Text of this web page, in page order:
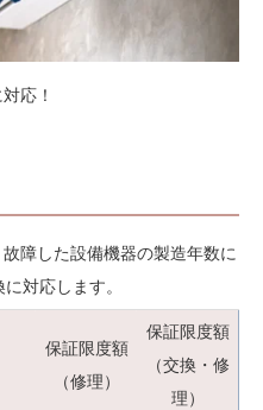
応！
障した設備機器の製造年数に
対応します。
保証限度額
（修理）
保証限度額
（交換・修
理）